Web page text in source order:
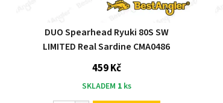
DUO Spearhead Ryuki 80S SW
LIMITED Real Sardine CMA0486
459 Kč
SKLADEM 1 ks